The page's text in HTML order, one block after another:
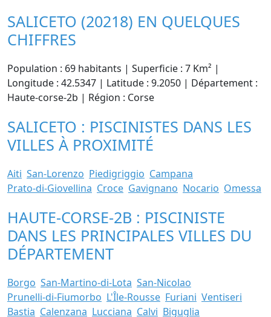
SALICETO (20218) EN QUELQUES
CHIFFRES
Population : 69 habitants | Superficie : 7 Km² |
Longitude : 42.5347 | Latitude : 9.2050 | Département :
Haute-corse-2b | Région : Corse
SALICETO : PISCINISTES DANS LES
VILLES À PROXIMITÉ
Aiti San-Lorenzo Piedigriggio Campana
Prato-di-Giovellina Croce Gavignano Nocario Omessa
HAUTE-CORSE-2B : PISCINISTE
DANS LES PRINCIPALES VILLES DU
DÉPARTEMENT
Borgo San-Martino-di-Lota San-Nicolao
Prunelli-di-Fiumorbo L'Île-Rousse Furiani Ventiseri
Bastia Calenzana Lucciana Calvi Biguglia